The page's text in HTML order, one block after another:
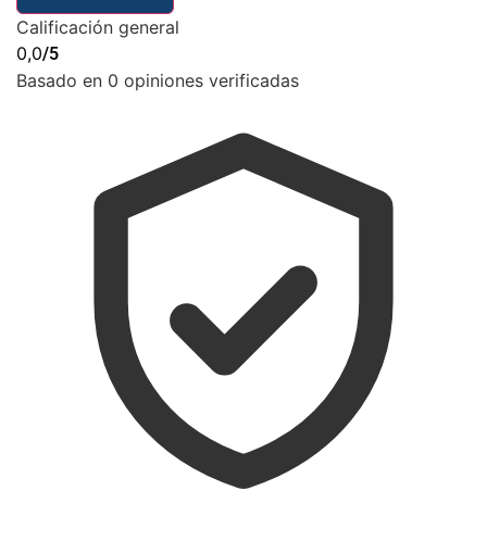
Calificación general
0,0/5
Basado en 0 opiniones verificadas